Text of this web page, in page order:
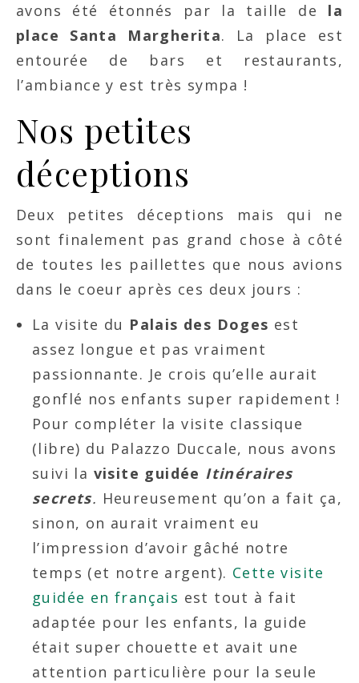
avons été étonnés par la taille de la
place Santa Margherita. La place est
entourée de bars et restaurants,
l’ambiance y est très sympa !
Nos petites
déceptions
Deux petites déceptions mais qui ne
sont finalement pas grand chose à côté
de toutes les paillettes que nous avions
dans le coeur après ces deux jours :
La visite du Palais des Doges est
assez longue et pas vraiment
passionnante. Je crois qu’elle aurait
gonflé nos enfants super rapidement !
Pour compléter la visite classique
(libre) du Palazzo Duccale, nous avons
suivi la visite guidée Itinéraires
secrets. Heureusement qu’on a fait ça,
sinon, on aurait vraiment eu
l’impression d’avoir gâché notre
temps (et notre argent). Cette visite
guidée en français est tout à fait
adaptée pour les enfants, la guide
était super chouette et avait une
attention particulière pour la seule